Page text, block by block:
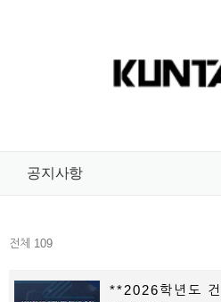
공지사항
전체 109
**2026학년도 건